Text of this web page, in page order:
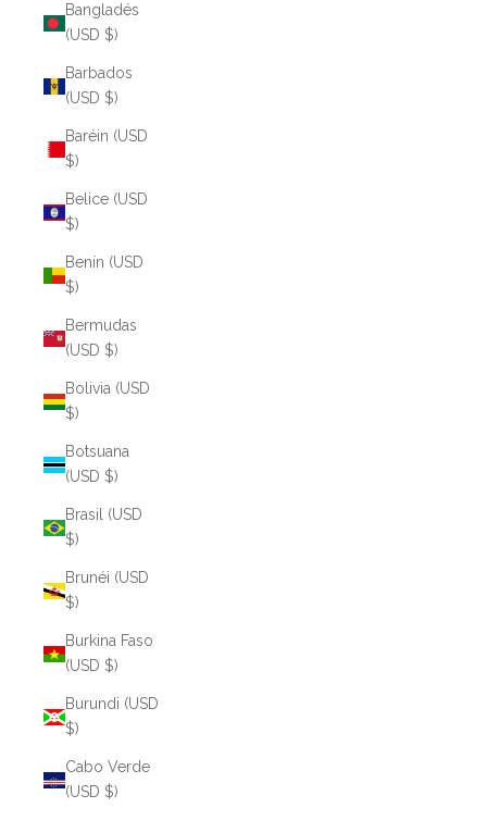
Bangladés
(USD $)
Barbados
(USD $)
Baréin (USD
$)
Belice (USD
$)
Benín (USD
$)
Bermudas
(USD $)
Bolivia (USD
$)
Botsuana
(USD $)
Brasil (USD
$)
Brunéi (USD
$)
Burkina Faso
(USD $)
Burundi (USD
$)
Cabo Verde
(USD $)